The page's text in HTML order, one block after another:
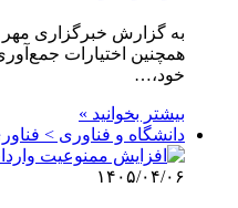
به گزارش خبرگزاری مهر
همچنین اختیارات
خود،…
بیشتر بخوانید »
دانشگاه و فناوری >
۱۴۰۵/۰۴/۰۶